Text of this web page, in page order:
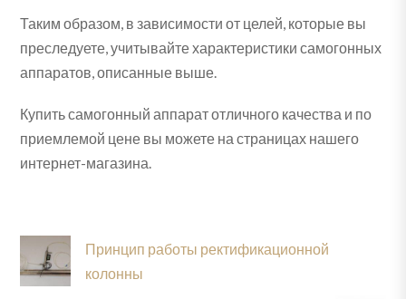
Таким образом, в зависимости от целей, которые вы
преследуете, учитывайте характеристики самогонных
аппаратов, описанные выше.
Купить самогонный аппарат отличного качества и по
приемлемой цене вы можете на страницах нашего
интернет-магазина.
Принцип работы ректификационной
колонны